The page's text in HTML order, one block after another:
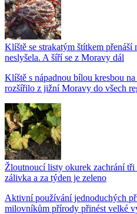
Klíště se strakatým štítkem přenáší
neslyšela. A šíří se z Moravy dál
Klíště s nápadnou bílou kresbou
rozšířilo z jižní Moravy do všech
Žloutnoucí listy okurek zachrání
zálivka a za týden je zeleno
Aktivní používání jednoduchých
milovníkům přírody přinést velké